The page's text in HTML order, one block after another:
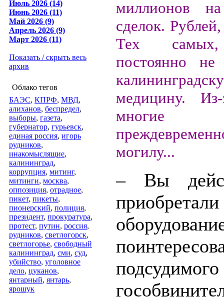
Июль 2026 (14)
Июнь 2026 (11)
Май 2026 (9)
Апрель 2026 (9)
Март 2026 (11)
Показать / скрыть весь
архив
Облако тегов
БАЭС, КПРФ, МВД,
алиханов, беспредел,
выборы, газета,
губернатор, гурьевск,
единая россия, игорь
рудников,
инакомыслящие,
калининград,
коррупция, митинг,
митинги, москва,
оппозиция, отрадное,
пикет, пикеты,
пионерский, полиция,
президент, прокуратура,
протест, путин, россия,
рудников, светлогорск,
светлогорье, свободный
калининград, сми, суд,
убийство, уголовное
дело, цуканов,
янтарный, янтарь,
ярошук
миллионов
сделок.
Тех
постоянно не
медицину.
могилу...
– Вы
приобретали
подсудимого